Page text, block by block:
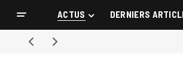
ACTUS DERNIERS